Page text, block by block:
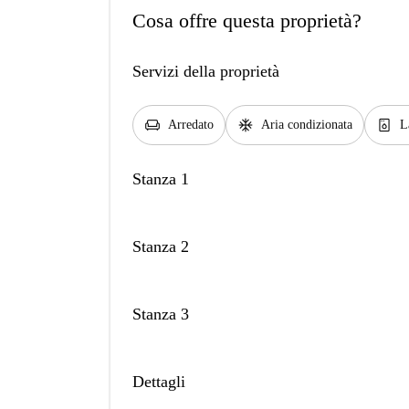
Cosa offre questa proprietà?
Servizi della proprietà
chair Arredato ac_unit Aria condizionata dishwasher_gen
Stanza 1
Stanza 2
Stanza 3
Dettagli